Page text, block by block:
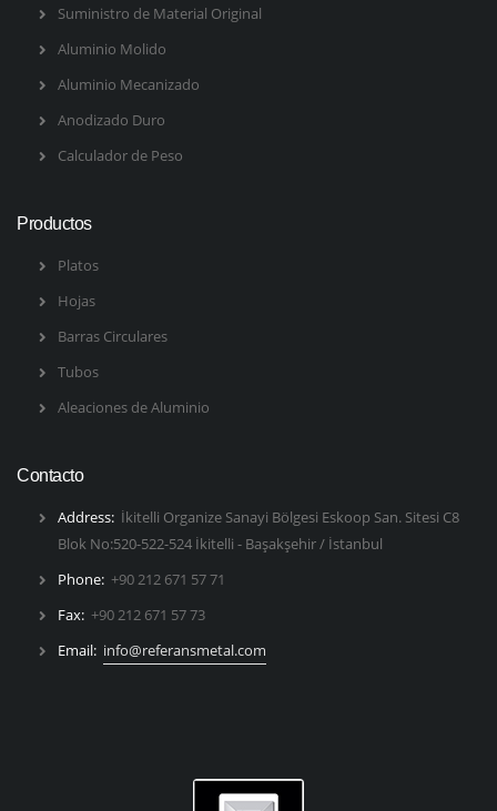
Suministro de Material Original
Aluminio Molido
Aluminio Mecanizado
Anodizado Duro
Calculador de Peso
Productos
Platos
Hojas
Barras Circulares
Tubos
Aleaciones de Aluminio
Contacto
Address: İkitelli Organize Sanayi Bölgesi Eskoop San. Sitesi C8
Blok No:520-522-524 İkitelli - Başakşehir / İstanbul
Phone: +90 212 671 57 71
Fax: +90 212 671 57 73
Email: info@referansmetal.com